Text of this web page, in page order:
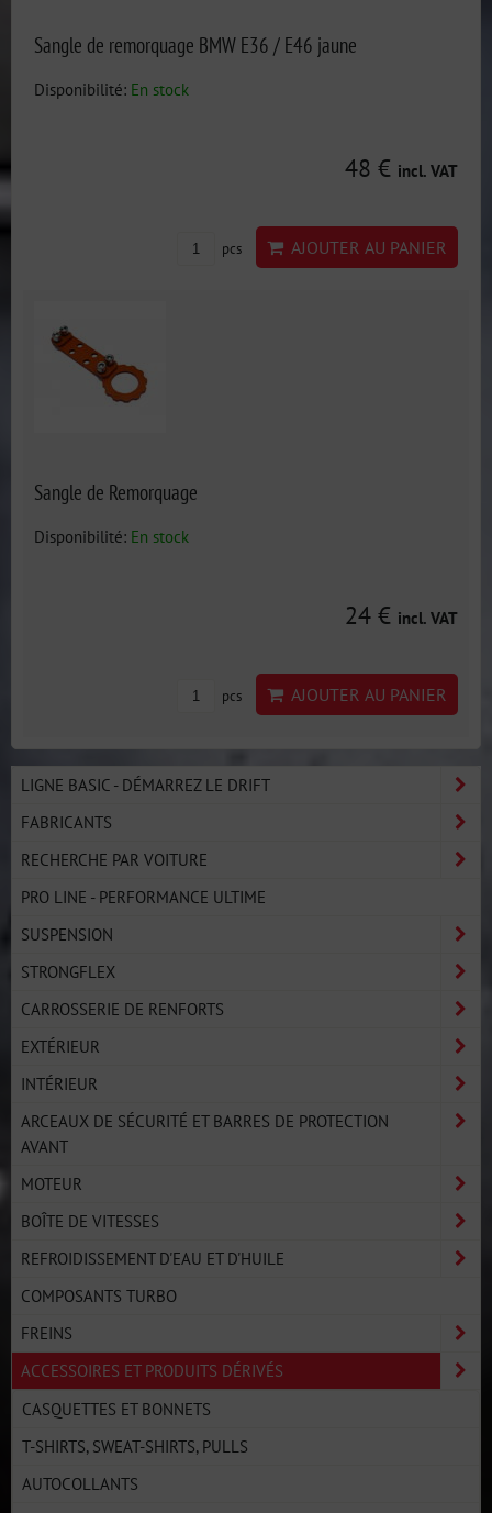
Sangle de remorquage BMW E36 / E46 jaune
Disponibilité: En stock
48 € incl. VAT
pcs AJOUTER AU PANIER
Sangle de Remorquage
Disponibilité: En stock
24 € incl. VAT
pcs AJOUTER AU PANIER
LIGNE BASIC - DÉMARREZ LE DRIFT
FABRICANTS
RECHERCHE PAR VOITURE
PRO LINE - PERFORMANCE ULTIME
SUSPENSION
STRONGFLEX
CARROSSERIE DE RENFORTS
EXTÉRIEUR
INTÉRIEUR
ARCEAUX DE SÉCURITÉ ET BARRES DE PROTECTION
AVANT
MOTEUR
BOÎTE DE VITESSES
REFROIDISSEMENT D'EAU ET D'HUILE
COMPOSANTS TURBO
FREINS
ACCESSOIRES ET PRODUITS DÉRIVÉS
CASQUETTES ET BONNETS
T-SHIRTS, SWEAT-SHIRTS, PULLS
AUTOCOLLANTS